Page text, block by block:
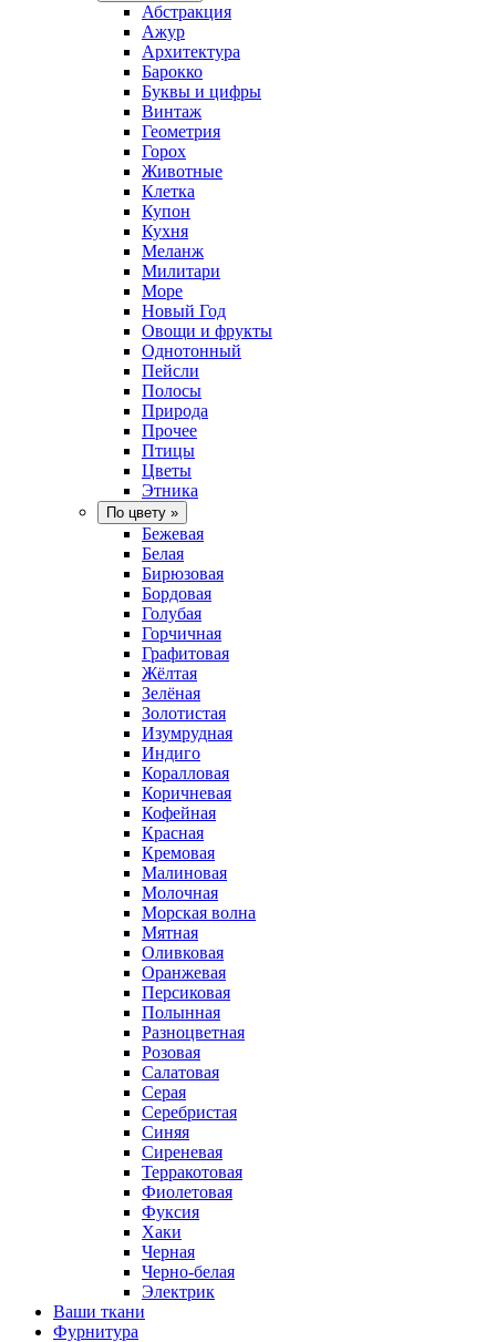
Абстракция
Ажур
Архитектура
Барокко
Буквы и цифры
Винтаж
Геометрия
Горох
Животные
Клетка
Купон
Кухня
Меланж
Милитари
Море
Новый Год
Овощи и фрукты
Однотонный
Пейсли
Полосы
Природа
Прочее
Птицы
Цветы
Этника
По цвету »
Бежевая
Белая
Бирюзовая
Бордовая
Голубая
Горчичная
Графитовая
Жёлтая
Зелёная
Золотистая
Изумрудная
Индиго
Коралловая
Коричневая
Кофейная
Красная
Кремовая
Малиновая
Молочная
Морская волна
Мятная
Оливковая
Оранжевая
Персиковая
Полынная
Разноцветная
Розовая
Салатовая
Серая
Серебристая
Синяя
Сиреневая
Терракотовая
Фиолетовая
Фуксия
Хаки
Черная
Черно-белая
Электрик
Ваши ткани
Фурнитура